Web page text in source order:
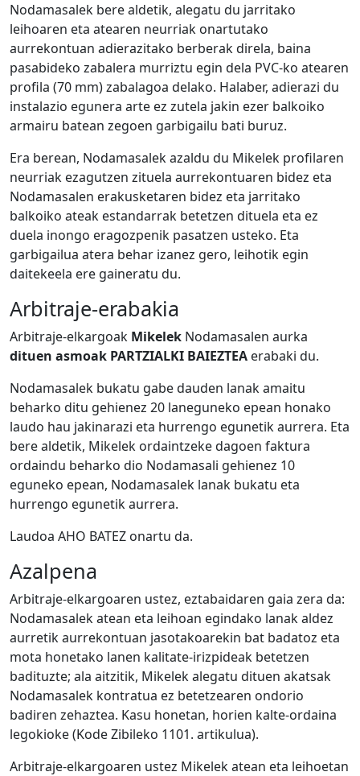
Nodamasalek bere aldetik, alegatu du jarritako
leihoaren eta atearen neurriak onartutako
aurrekontuan adierazitako berberak direla, baina
pasabideko zabalera murriztu egin dela PVC-ko atearen
profila (70 mm) zabalagoa delako. Halaber, adierazi du
instalazio egunera arte ez zutela jakin ezer balkoiko
armairu batean zegoen garbigailu bati buruz.
Era berean, Nodamasalek azaldu du Mikelek profilaren
neurriak ezagutzen zituela aurrekontuaren bidez eta
Nodamasalen erakusketaren bidez eta jarritako
balkoiko ateak estandarrak betetzen dituela eta ez
duela inongo eragozpenik pasatzen usteko. Eta
garbigailua atera behar izanez gero, leihotik egin
daitekeela ere gaineratu du.
Arbitraje-erabakia
Arbitraje-elkargoak Mikelek Nodamasalen aurka
dituen asmoak PARTZIALKI BAIEZTEA erabaki du.
Nodamasalek bukatu gabe dauden lanak amaitu
beharko ditu gehienez 20 laneguneko epean honako
laudo hau jakinarazi eta hurrengo egunetik aurrera. Eta
bere aldetik, Mikelek ordaintzeke dagoen faktura
ordaindu beharko dio Nodamasali gehienez 10
eguneko epean, Nodamasalek lanak bukatu eta
hurrengo egunetik aurrera.
Laudoa AHO BATEZ onartu da.
Azalpena
Arbitraje-elkargoaren ustez, eztabaidaren gaia zera da:
Nodamasalek atean eta leihoan egindako lanak aldez
aurretik aurrekontuan jasotakoarekin bat badatoz eta
mota honetako lanen kalitate-irizpideak betetzen
badituzte; ala aitzitik, Mikelek alegatu dituen akatsak
Nodamasalek kontratua ez betetzearen ondorio
badiren zehaztea. Kasu honetan, horien kalte-ordaina
legokioke (Kode Zibileko 1101. artikulua).
Arbitraje-elkargoaren ustez Mikelek atean eta leihoetan